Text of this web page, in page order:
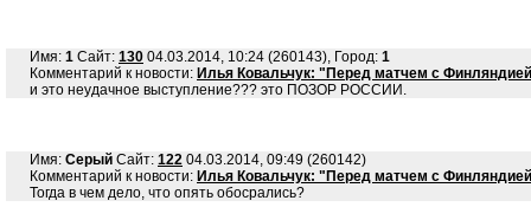
Имя: 1 Сайт: 130 04.03.2014, 10:24 (260143), Город: 1
Комментарий к новости: Илья Ковальчук: "Перед матчем с
и это неудачное выступление??? это ПОЗОР РОССИИ.
Имя: Серый Сайт: 122 04.03.2014, 09:49 (260142)
Комментарий к новости: Илья Ковальчук: "Перед матчем с
Тогда в чем дело, что опять обосрались?